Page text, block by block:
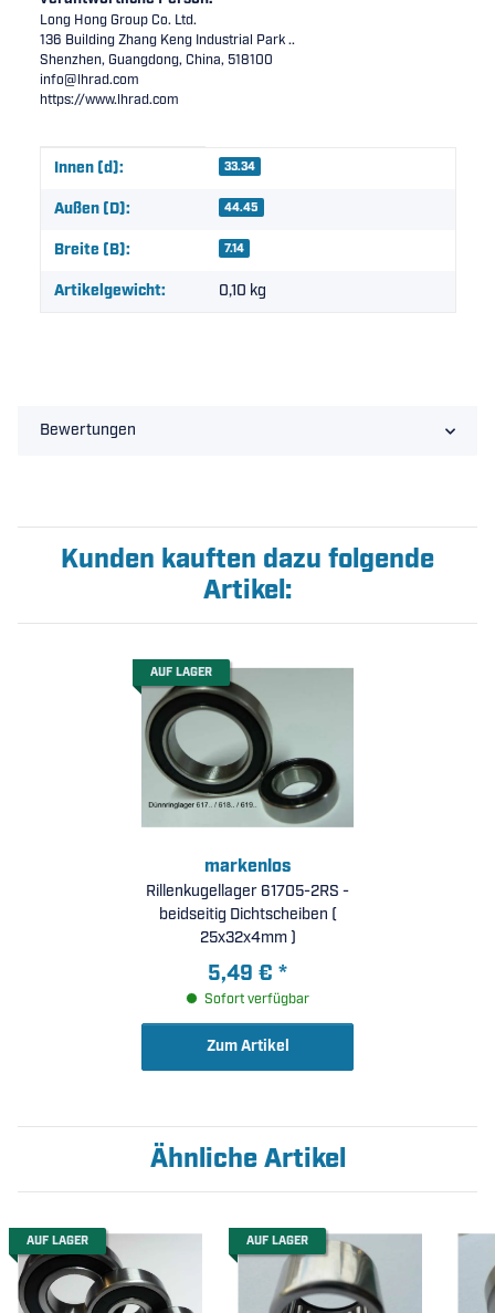
Long Hong Group Co. Ltd.
136 Building Zhang Keng Industrial Park ..
Shenzhen, Guangdong, China, 518100
info@lhrad.com
https://www.lhrad.com
Produkteigenschaft
Wert
Innen (d): 33.34
Außen (D): 44.45
Breite (B): 7.14
Artikelgewicht: 0,10 kg
Bewertungen
Kunden kauften dazu folgende
Artikel:
AUF LAGER
markenlos
Rillenkugellager 61705-2RS -
beidseitig Dichtscheiben (
25x32x4mm )
5,49 € *
Sofort verfügbar
Zum Artikel
Ähnliche Artikel
AUF LAGER AUF LAGER